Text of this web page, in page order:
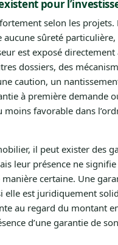
pour
selon les projets.
aucune sûreté particulière,
est exposé
dossiers, des
caution, un
à première demande
favorable dans
il peut exister des
leur présence ne
certaine. Une
elle est juridiquement
au regard du montant
d’une garantie de